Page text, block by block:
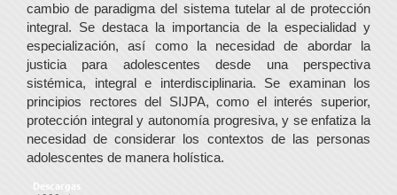
cambio de paradigma del sistema tutelar al de protección
integral. Se destaca la importancia de la especialidad y
especialización, así como la necesidad de abordar la
justicia para adolescentes desde una perspectiva
sistémica, integral e interdisciplinaria. Se examinan los
principios rectores del SIJPA, como el interés superior,
protección integral y autonomía progresiva, y se enfatiza la
necesidad de considerar los contextos de las personas
adolescentes de manera holística.
Descargas